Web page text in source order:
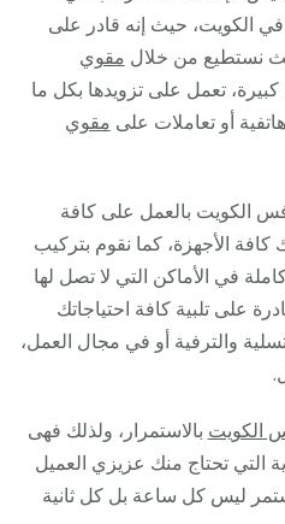
الكويت، حيث إنه قادر على
نستطيع من خلال مقوي
تعمل على تزويدها بكل ما
أو تعاملات على مقوي
الكويت بالعمل على كافة
الأجهزة، كما نقوم بتركيب
في الأماكن التي لا تصل لها
على تلبية كافة احتياجاتك
والترفية أو في مجال العمل،
الكويت بالاستمرار، ولذلك فهى
التي تحتاج منك عزيزي العميل
ليس كل ساعة بل كل ثانية